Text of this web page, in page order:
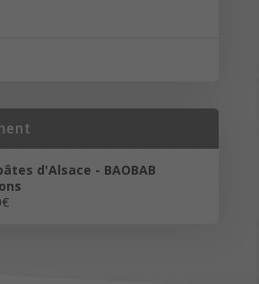
d'Alsace - BAOBAB
€